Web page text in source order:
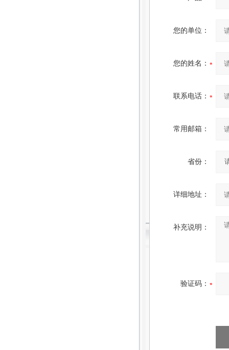
您的单位：
您的姓名：
联系电话：
常用邮箱：
省份：
详细地址：
补充说明：
验证码：